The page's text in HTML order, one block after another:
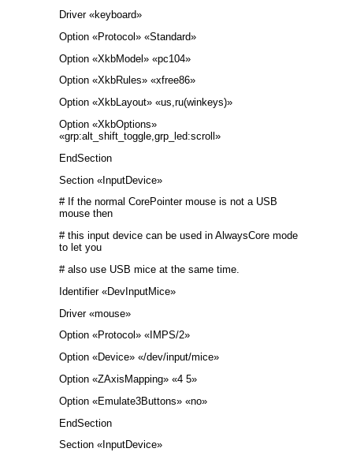
Driver «keyboard»
Option «Protocol» «Standard»
Option «XkbModel» «pc104»
Option «XkbRules» «xfree86»
Option «XkbLayout» «us,ru(winkeys)»
Option «XkbOptions»
«grp:alt_shift_toggle,grp_led:scroll»
EndSection
Section «InputDevice»
# If the normal CorePointer mouse is not a USB
mouse then
# this input device can be used in AlwaysCore mode
to let you
# also use USB mice at the same time.
Identifier «DevInputMice»
Driver «mouse»
Option «Protocol» «IMPS/2»
Option «Device» «/dev/input/mice»
Option «ZAxisMapping» «4 5»
Option «Emulate3Buttons» «no»
EndSection
Section «InputDevice»